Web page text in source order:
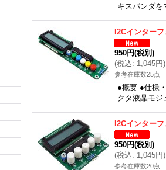
キスパンダ
I2Cインター
950円(税別)
(税込: 1,045円)
参考在庫数25点
●概要 ●仕様
クタ液晶モ
I2Cインター
950円(税別)
(税込: 1,045円)
参考在庫数20点